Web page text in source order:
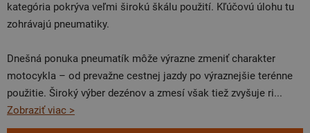
kategória pokrýva veľmi širokú škálu použití. Kľúčovú úlohu tu
zohrávajú pneumatiky.
Dnešná ponuka pneumatík môže výrazne zmeniť charakter
motocykla – od prevažne cestnej jazdy po výraznejšie terénne
použitie. Široký výber dezénov a zmesí však tiež zvyšuje ri...
Zobraziť viac >